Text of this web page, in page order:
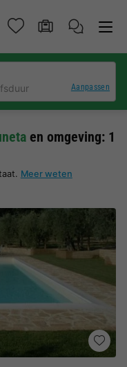
Aanpassen
en omgeving: 1
Meer weten